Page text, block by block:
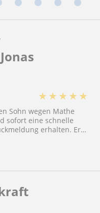
★ ★ ★ ★ ★
Sohn wegen Mathe
sofort eine schnelle
erhalten. Er
hilfsbereit und hat die
und sehr verständlich